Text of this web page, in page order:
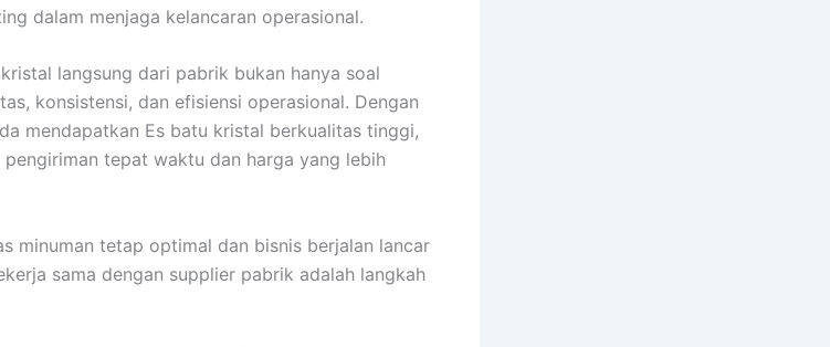
dalam menjaga kelancaran operasional.
langsung dari pabrik bukan hanya soal
konsistensi, dan efisiensi operasional. Dengan
mendapatkan Es batu kristal berkualitas tinggi,
tepat waktu dan harga yang lebih
minuman tetap optimal dan bisnis berjalan lancar
sama dengan supplier pabrik adalah langkah